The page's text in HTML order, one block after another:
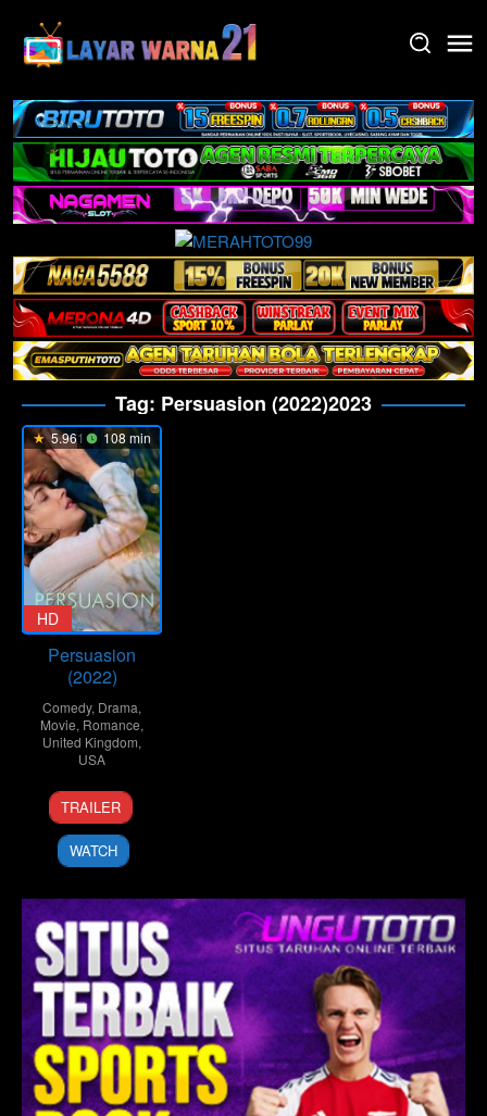
content
Tag: Persuasion (2022)2023
5.961 108 min
HD
Persuasion
(2022)
Comedy, Drama,
Movie, Romance,
United Kingdom,
USA
1
Jul
2022
Carrie
Cracknell
TRAILER
WATCH